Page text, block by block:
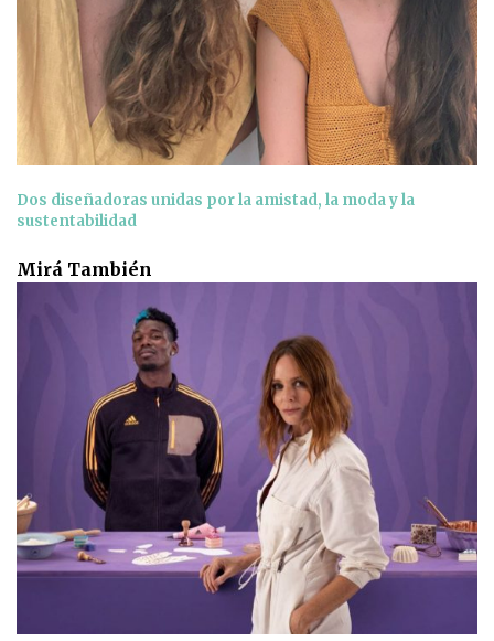
Dos diseñadoras unidas por la amistad, la moda y la
sustentabilidad
Mirá También